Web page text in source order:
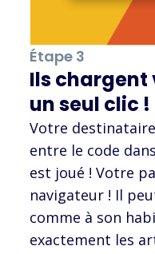
Étape 3
Ils chargent
un seul clic !
Votre
entre le code
est joué ! Votre
navigateur ! Il
comme à son
exactement les